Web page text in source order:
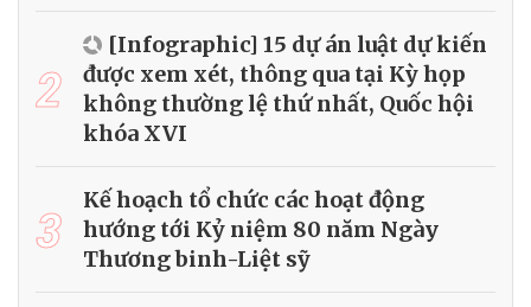
2
[Infographic] 15 dự án luật dự kiến
được xem xét, thông qua tại Kỳ họp
không thường lệ thứ nhất, Quốc hội
khóa XVI
3
Kế hoạch tổ chức các hoạt động
hướng tới Kỷ niệm 80 năm Ngày
Thương binh-Liệt sỹ